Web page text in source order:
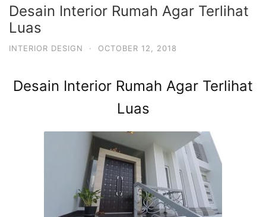
Desain Interior Rumah Agar Terlihat
Luas
INTERIOR DESIGN · OCTOBER 12, 2018
Desain Interior Rumah Agar Terlihat
Luas